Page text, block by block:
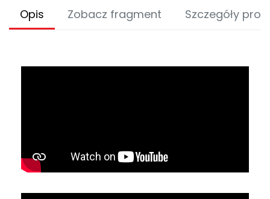
Opis Zobacz fragment Szczegóły